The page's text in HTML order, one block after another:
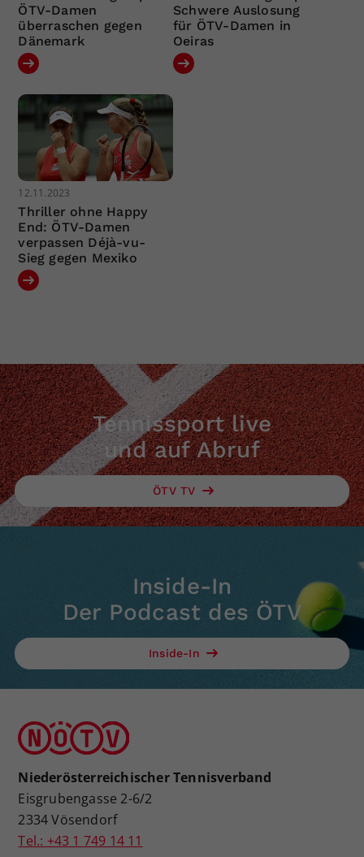
ÖTV-Damen
überraschen gegen
Dänemark
Schwere Auslosung
für ÖTV-Damen in
Oeiras
12.11.2023
Thriller ohne Happy
End: ÖTV-Damen
verpassen Déjà-vu-
Sieg gegen Mexiko
Tennissport live
und auf Abruf
ÖTV TV
Inside-In
Der Podcast des ÖTV
Inside-In
Niederösterreichischer Tennisverband
Eisgrubengasse 2-6/2
2334 Vösendorf
Tel.: +43 1 749 14 11